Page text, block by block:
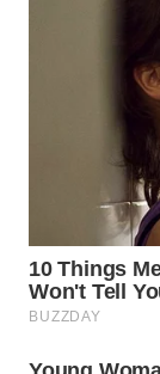
SEMARANG
WN
SOLO
BOROBUDUR